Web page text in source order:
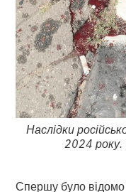
Наслідки
2024 року.
Спершу було відомо